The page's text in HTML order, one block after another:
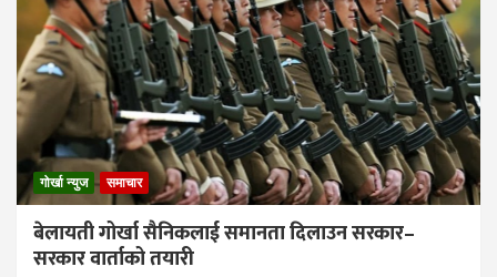
गोर्खा न्युज समाचार
बेलायती गोर्खा सैनिकलाई समानता दिलाउन सरकार–
सरकार वार्ताको तयारी